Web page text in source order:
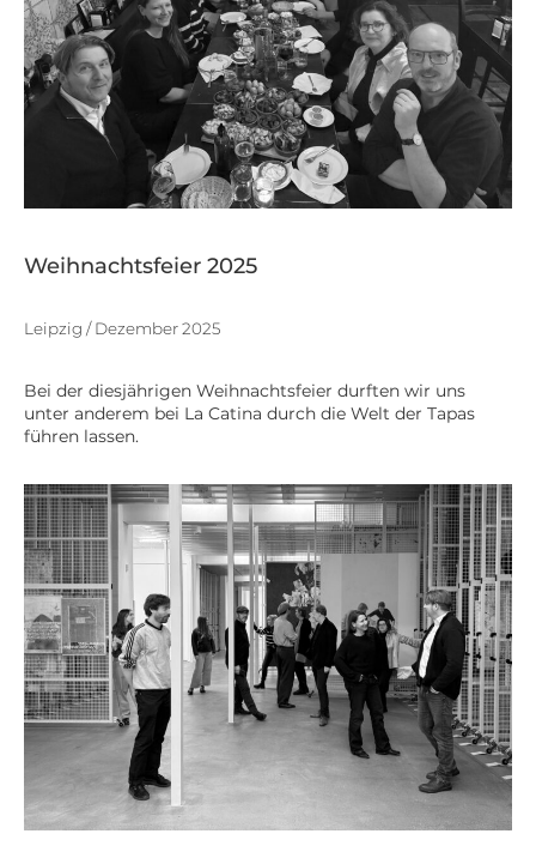
Weihnachtsfeier 2025
Leipzig / Dezember 2025
Bei der diesjährigen Weihnachtsfeier durften wir uns
unter anderem bei La Catina durch die Welt der Tapas
führen lassen.